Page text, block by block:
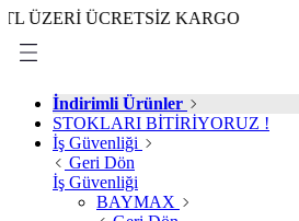
ÜCRETSİZ KARGO
İndirimli Ürünler
STOKLARI BİTİRİYORUZ !
İş Güvenliği
Geri Dön
İş Güvenliği
BAYMAX